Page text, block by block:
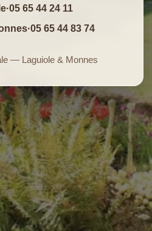
·05 65 44 24 11
·05 65 44 83 74
— Laguiole & Monnes